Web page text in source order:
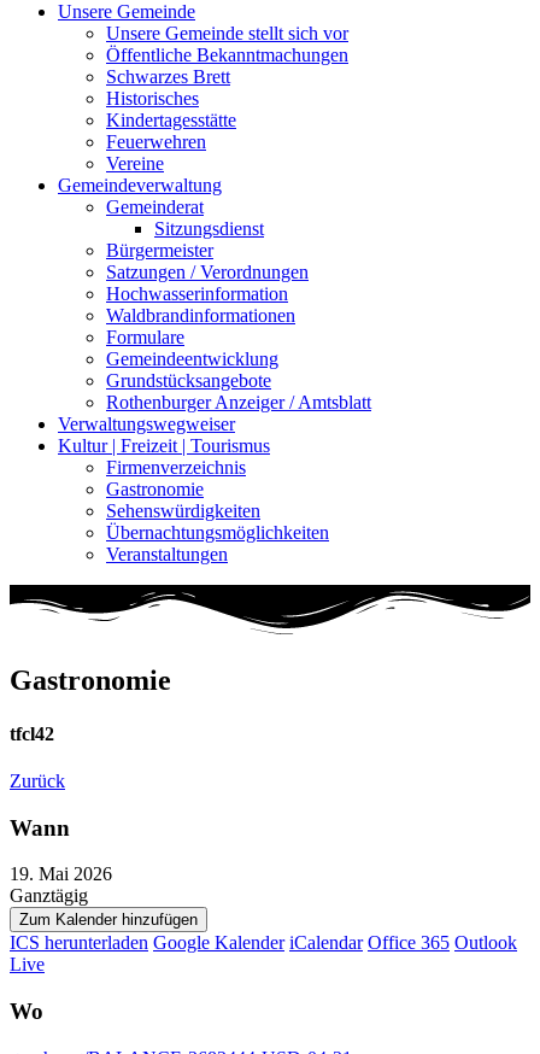
Unsere Gemeinde
Unsere Gemeinde stellt sich vor
Öffentliche Bekanntmachungen
Schwarzes Brett
Historisches
Kindertagesstätte
Feuerwehren
Vereine
Gemeindeverwaltung
Gemeinderat
Sitzungsdienst
Bürgermeister
Satzungen / Verordnungen
Hochwasserinformation
Waldbrandinformationen
Formulare
Gemeindeentwicklung
Grundstücksangebote
Rothenburger Anzeiger / Amtsblatt
Verwaltungswegweiser
Kultur | Freizeit | Tourismus
Firmenverzeichnis
Gastronomie
Sehenswürdigkeiten
Übernachtungsmöglichkeiten
Veranstaltungen
Gastronomie
tfcl42
Zurück
Wann
19. Mai 2026
Ganztägig
Zum Kalender hinzufügen
ICS herunterladen Google Kalender iCalendar Office 365 Outlook
Live
Wo